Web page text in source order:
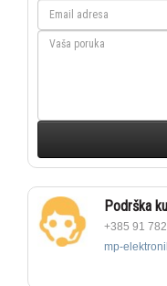
Podrška
+385 91
mp-